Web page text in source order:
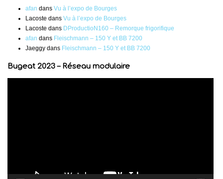
afan dans Vu à l’expo de Bourges
Lacoste dans Vu à l’expo de Bourges
Lacoste dans DProductioN160 – Remorque frigorifique
afan dans Fleischmann – 150 Y et BB 7200
Jaeggy dans Fleischmann – 150 Y et BB 7200
Bugeat 2023 – Réseau modulaire